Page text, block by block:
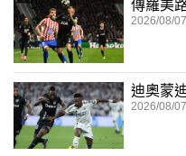
傳羅美
2026/08/
迪奧蒙
2026/08/